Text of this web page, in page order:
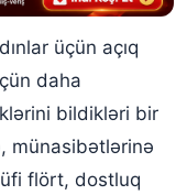
üçün açıq
daha
bildikləri bir
münasibətlərinə
flört, dostluq